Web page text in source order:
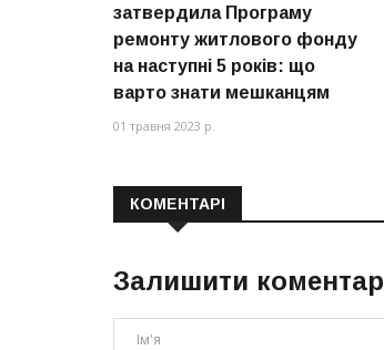
затвердила Програму
ремонту житлового фонду
на наступні 5 років: що
варто знати мешканцям
01 травня 2023 р.
КОМЕНТАРІ
Залишити коментар